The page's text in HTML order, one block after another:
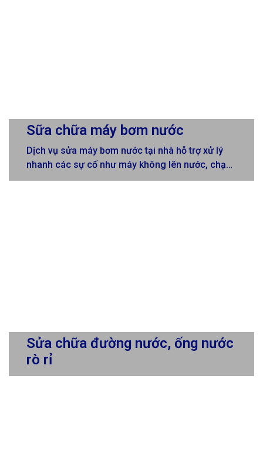
Sữa chữa máy bơm nước
Dịch vụ sửa máy bơm nước tại nhà hỗ trợ xử lý
nhanh các sự cố như máy không lên nước, chạy
yếu, kêu to, chập điện, hỏng tăng áp… Kỹ thuật
Sửa chữa đường nước, ống nước
rò rỉ